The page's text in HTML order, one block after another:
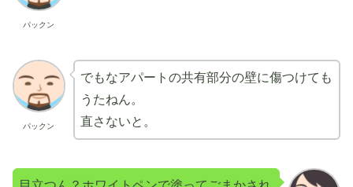
パックン
パックン
でもなアパートの共有部分の壁に傷つけても
うたねん。
直さないと。